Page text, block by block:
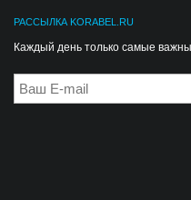
РАССЫЛКА KORABEL.RU
Каждый день только самые